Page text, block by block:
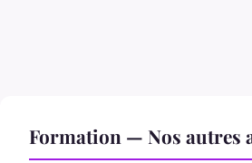
Formation — Nos autres